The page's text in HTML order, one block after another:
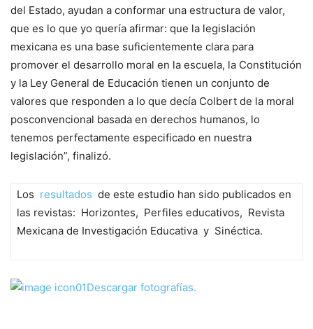
del Estado, ayudan a conformar una estructura de valor,
que es lo que yo quería afirmar: que la legislación
mexicana es una base suficientemente clara para
promover el desarrollo moral en la escuela, la Constitución
y la Ley General de Educación tienen un conjunto de
valores que responden a lo que decía Colbert de la moral
posconvencional basada en derechos humanos, lo
tenemos perfectamente especificado en nuestra
legislación”, finalizó.
Los resultados de este estudio han sido publicados en
las revistas: Horizontes, Perfiles educativos, Revista
Mexicana de Investigación Educativa y Sinéctica.
Descargar fotografías.